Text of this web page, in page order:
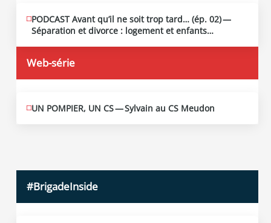
MAI
13
2026
PODCAST Avant qu’il ne soit trop tard… (ép. 02) —
Séparation et divorce : logement et enfants…
Web-série
MAI
10
UN POMPIER, UN CS — Sylvain au CS Meudon
#BrigadeInside